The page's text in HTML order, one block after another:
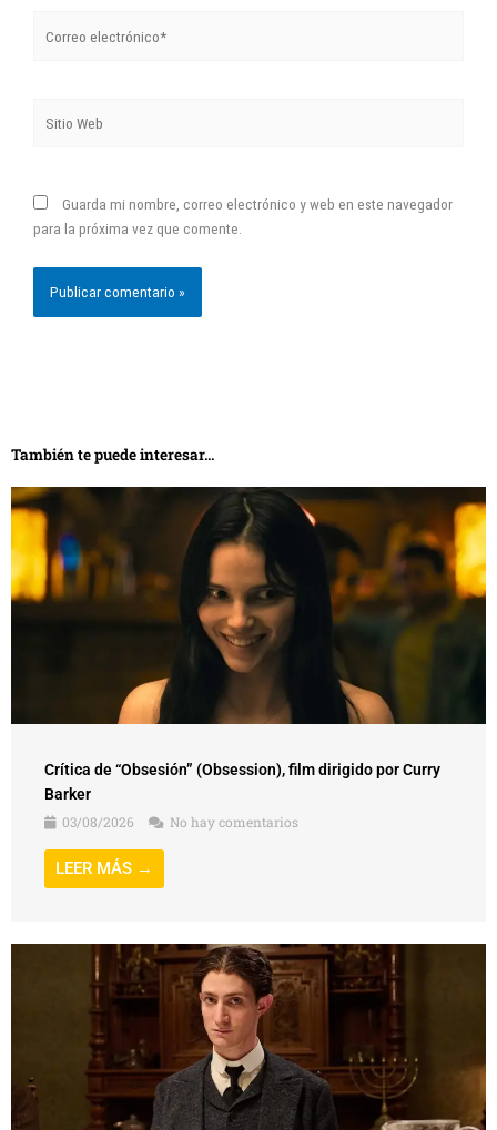
electrónico*
Web
Guarda mi nombre, correo electrónico y web en este navegador
para la próxima vez que comente.
También te puede interesar...
Crítica de “Obsesión” (Obsession), film dirigido por Curry
Barker
03/08/2026
No hay comentarios
LEER MÁS →